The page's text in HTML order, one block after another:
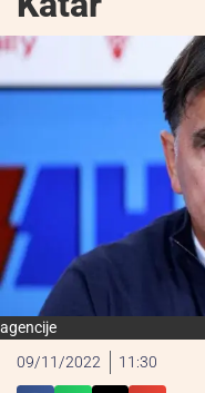
agencije
09/11/2022
11:30